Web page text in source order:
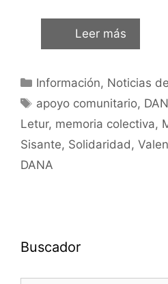
Leer más
Información, Noticias
apoyo comunitario,
Letur, memoria colectiva,
Sisante, Solidaridad,
DANA
Buscador